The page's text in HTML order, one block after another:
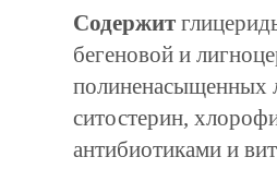
Содержит
бегеновой и
полиненасыщенных
ситостерин,
антибиотиками и